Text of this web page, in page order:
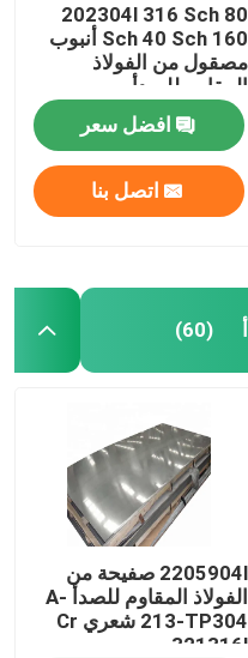
202304l 316 Sch 80
Sch 40 Sch 160 أنبوب
مصقول من الفولاذ
المقاوم للصدأ
افضل سعر
اتصل بنا
(60)
2205904l صفيحة من
الفولاذ المقاوم للصدأ A-
213-TP304 شعري Cr
321316l